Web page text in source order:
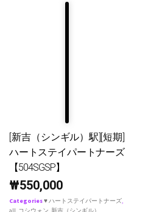
[新吉（シンギル）駅][短期]
ハートステイパートナーズ
【504SGSP】
₩550,000
Categories♥ ハートステイパートナーズ,